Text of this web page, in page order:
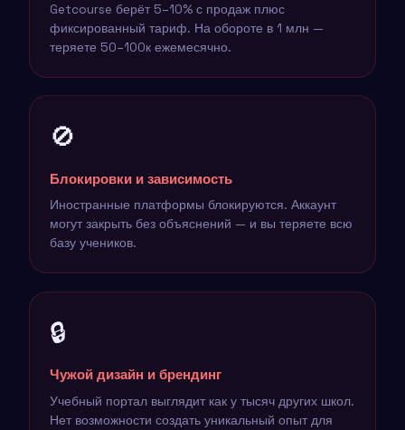
Getcourse берёт 5–10% с продаж плюс
фиксированный тариф. На обороте в 1 млн —
теряете 50–100к ежемесячно.
🚫
Блокировки и зависимость
Иностранные платформы блокируются. Аккаунт
могут закрыть без объяснений — и вы теряете всю
базу учеников.
🔒
Чужой дизайн и брендинг
Учебный портал выглядит как у тысяч других школ.
Нет возможности создать уникальный опыт для